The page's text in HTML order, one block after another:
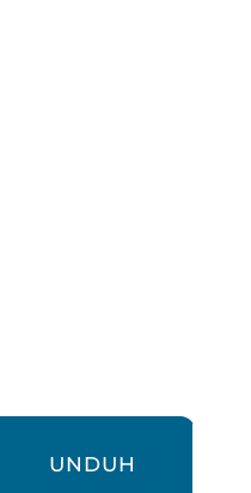
UNDUH